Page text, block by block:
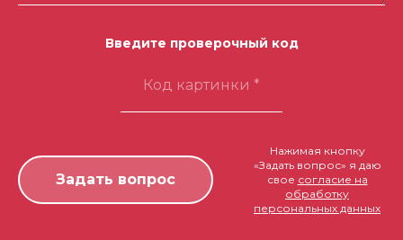
Введите проверочный код
Нажимая кнопку
«Задать вопрос» я даю
свое согласие на
обработку
персональных данных